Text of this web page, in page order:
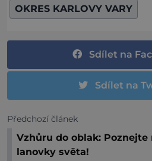
OKRES KARLOVY VARY
Sdílet na
Sdílet na
Předchozí článek
Vzhůru do oblak:
lanovky světa!